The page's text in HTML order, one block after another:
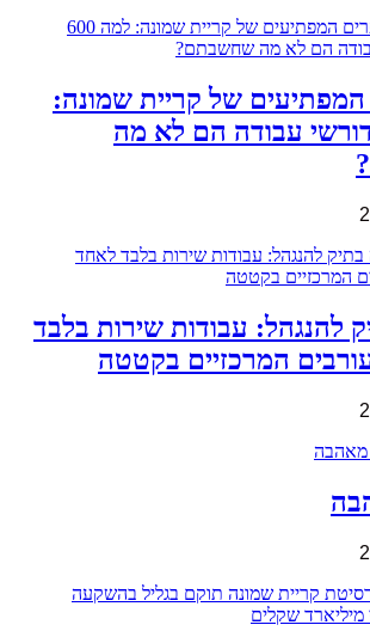
של קריית שמונה:
600 דורשי עבודה הם לא מה
להנגהל: עבודות שירות בלבד
המרכזיים בקטטה